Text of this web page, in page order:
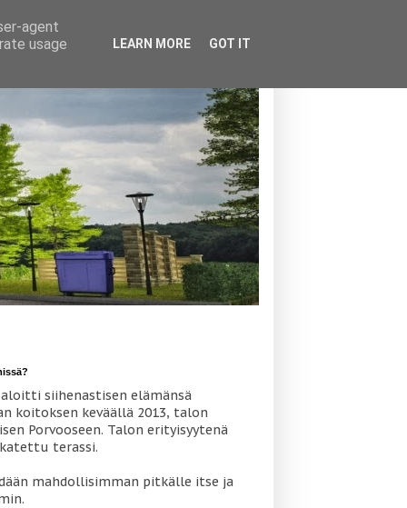
siihenastisen elämänsä
koitoksen keväällä 2013, talon
Porvooseen. Talon erityisyytenä
terassi.
mahdollisimman pitkälle itse ja
agent
usage
LEARN MORE GOT IT